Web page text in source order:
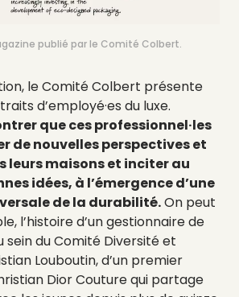
publié par le Comité Colbert.
le Comité Colbert présente
d’employé·es du luxe.
que ces professionnel·les
de nouvelles perspectives et
leurs maisons et inciter au
idées, à l’émergence d’une
de la durabilité.On peut
l’histoire d’un gestionnaire de
sein du Comité Diversité et
Louboutin, d’un premier
Dior Couture qui partage